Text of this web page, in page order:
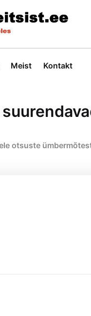
Meist Kontakt
otsuste